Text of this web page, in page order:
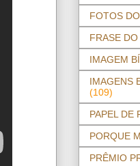
FOTOS
FRASE DO
IMAGEM
IMAGENS
(109)
PAPEL DE
PORQUE
PRÊMIO